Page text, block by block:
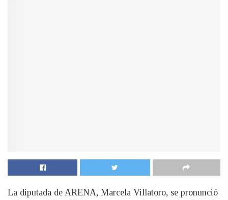
La diputada de ARENA, Marcela Villatoro, se pronunció